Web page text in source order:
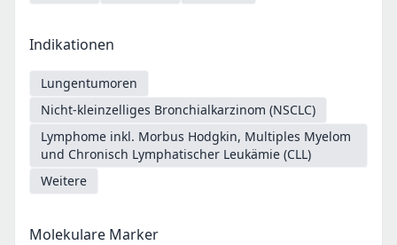
Indikationen
Lungentumoren
Nicht-kleinzelliges Bronchialkarzinom (NSCLC)
Lymphome inkl. Morbus Hodgkin, Multiples Myelom
und Chronisch Lymphatischer Leukämie (CLL)
Weitere
Molekulare Marker